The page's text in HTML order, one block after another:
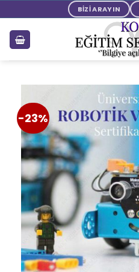
BİZİ ARAYIN
-23%